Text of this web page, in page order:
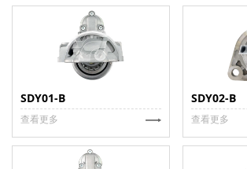
SDY01-B
查看更多
SDY02-B
查看更多